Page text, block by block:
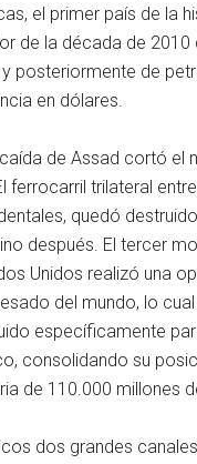
el primer país de la
de la década de
posteriormente de
en dólares.
de Assad cortó el
trilateral
quedó
después. El tercer
Unidos realizó una
del mundo, lo
específicamente
consolidando su
de 110.000 millones
dos grandes